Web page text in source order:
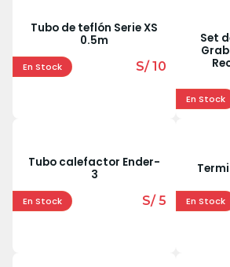
Tubo de teflón Serie XS
0.5m
En Stock S/ 10
Set
En Stock
Tubo calefactor Ender-
3
En Stock S/ 5 En Stock